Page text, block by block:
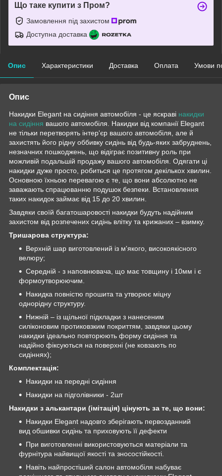
Що таке купити з Пром?
Замовлення під захистом
Доступна доставка
Опис Характеристики Доставка Оплата Умови
Опис
Накидки Elegant на сидіння автомобіля - це яскраві накидки
на сидіння вашого автомобіля. Накидки від компанії Elegant
не тільки перетворять інтер'єр вашого автомобіля, але й
захистять його рідну оббивку сидінь від будь-яких забруднень,
незначних пошкоджень, що відіграє позитивну роль при
можливій подальшій продажу вашого автомобіля. Одягати ці
накидки дуже просто, робиться це протягом декількох хвилин.
Основною їхньою перевагою є те, що вони абсолютно не
заважають спрацюванню подушок безпеки. Встановлення
таких накидок займає від 15 до 20 хвилин.
Завдяки своїй багатошаровості накидки будуть надійним
захистом від розпечених сидінь влітку та крижаних – взимку.
Тришарова структура:
Верхній шар виготовлений із м'якого, високоякісного
велюру;
Середній - з наповнювача, що має товщину і 10мм і є
формоутворюючим.
Накидка повністю прошита та утворює міцну
однорідну структуру.
Нижній – із щільної підкладки з нанесеним
силіконовим протиковзким покриттям, завдяки цьому
накидки ідеально повторюють форму сидіння та
надійно фіксуються на поверхні (не ковзають по
сидіннях);
Комплектація:
Накидки на передні сидіння
Накидки на підголівники - 2шт
Накидки з алькантари (імітація) цінують за те, що вони:
Накидки Elegant надовго зберігають первозданний
вид обшивки сидінь та приховують її дефекти
При виготовленні використовуються матеріали та
фурнітура найвищої якості та зносостійкості.
Навіть найпростіший салон автомобіля набуває